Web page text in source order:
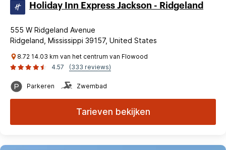
Holiday Inn Express Jackson - Ridgeland
555 W Ridgeland Avenue
Ridgeland, Mississippi 39157, United States
8.72 14.03 km van het centrum van Flowood
4.57
(333 reviews)
Parkeren Zwembad
Tarieven bekijken